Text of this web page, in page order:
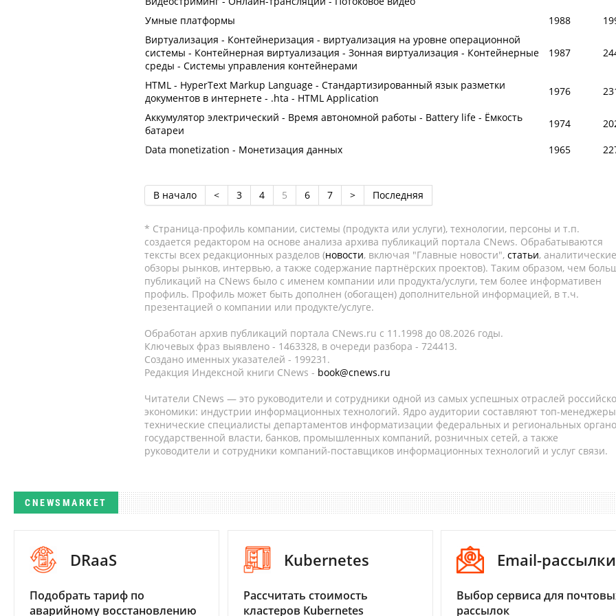
Умные платформы
1988
Виртуализация - Контейнеризация - виртуализация на уровне операционной
системы - Контейнерная виртуализация - Зонная виртуализация - Контейнерные
среды - Системы управления контейнерами
1987
HTML - HyperText Markup Language - Стандартизированный язык разметки
документов в интернете - .hta - HTML Application
1976
Аккумулятор электрический - Время автономной работы - Battery life - Ёмкость
батареи
1974
Data monetization - Монетизация данных
1965
В начало < 3 4 5 6 7 > Последняя
* Страница-профиль компании, системы (продукта или услуги), технологии, персоны и т.п.
создается редактором на основе анализа архива публикаций портала CNews. Обрабатываются
тексты всех редакционных разделов (новости, включая "Главные новости", статьи, аналитические
обзоры рынков, интервью, а также содержание партнёрских проектов). Таким образом, чем
публикаций на CNews было с именем компании или продукта/услуги, тем более информативен
профиль. Профиль может быть дополнен (обогащен) дополнительной информацией, в т.ч.
презентацией о компании или продукте/услуге.
Обработан архив публикаций портала CNews.ru c 11.1998 до 08.2026 годы.
Ключевых фраз выявлено - 1463328, в очереди разбора - 724413.
Создано именных указателей - 199231.
Редакция Индексной книги CNews - book@cnews.ru
Читатели CNews — это руководители и сотрудники одной из самых успешных отраслей
экономики: индустрии информационных технологий. Ядро аудитории составляют топ-
технические специалисты департаментов информатизации федеральных и региональных
государственной власти, банков, промышленных компаний, розничных сетей, а также
руководители и сотрудники компаний-поставщиков информационных технологий и услуг связи.
CNEWSMARKET
DRaaS
Подобрать тариф по
аварийному восстановлению
Kubernetes
Рассчитать стоимость
кластеров Kubernetes
Email-рассылки
Выбор сервиса для
рассылок